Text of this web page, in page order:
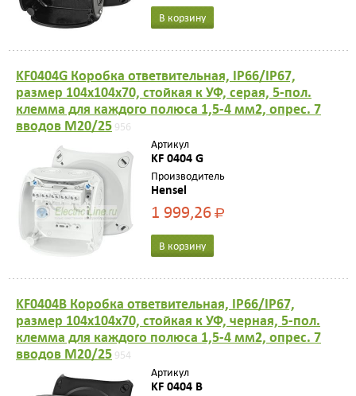
В корзину
KF0404G Коробка ответвительная, IP66/IP67,
размер 104х104х70, стойкая к УФ, серая, 5-пол.
клемма для каждого полюса 1,5-4 мм2, опрес. 7
вводов M20/25 956
Артикул
KF 0404 G
Производитель
Hensel
1 999,26Р
В корзину
KF0404B Коробка ответвительная, IP66/IP67,
размер 104х104х70, стойкая к УФ, черная, 5-пол.
клемма для каждого полюса 1,5-4 мм2, опрес. 7
вводов M20/25 954
Артикул
KF 0404 B